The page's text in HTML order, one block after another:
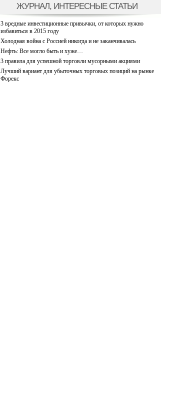
ЖУРНАЛ, ИНТЕРЕСНЫЕ СТАТЬИ
3 вредные инвестиционные привычки, от которых нужно
избавиться в 2015 году
Холодная война с Россией никогда и не заканчивалась
Нефть: Все могло быть и хуже…
3 правила для успешной торговли мусорными акциями
Лучший вариант для убыточных торговых позиций на рынке
Форекс